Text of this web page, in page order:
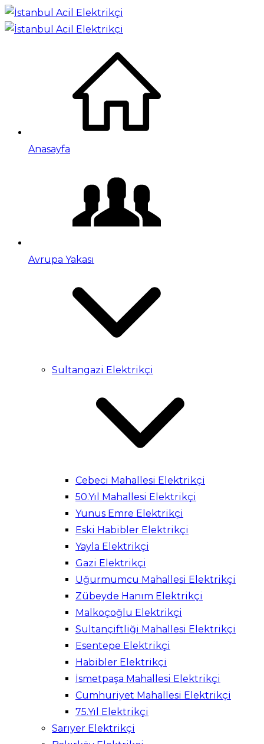
Anasayfa
Avrupa Yakası
Sultangazi Elektrikçi
Cebeci Mahallesi Elektrikçi
50.Yıl Mahallesi Elektrikçi
Yunus Emre Elektrikçi
Eski Habibler Elektrikçi
Yayla Elektrikçi
Gazi Elektrikçi
Uğurmumcu Mahallesi Elektrikçi
Zübeyde Hanım Elektrikçi
Malkoçoğlu Elektrikçi
Sultançiftliği Mahallesi Elektrikçi
Esentepe Elektrikçi
Habibler Elektrikçi
İsmetpaşa Mahallesi Elektrikçi
Cumhuriyet Mahallesi Elektrikçi
75.Yıl Elektrikçi
Sarıyer Elektrikçi